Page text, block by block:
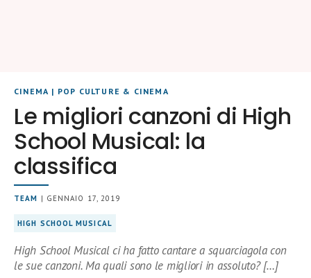
CINEMA | POP CULTURE & CINEMA
Le migliori canzoni di High
School Musical: la
classifica
TEAM | GENNAIO 17, 2019
HIGH SCHOOL MUSICAL
High School Musical ci ha fatto cantare a squarciagola con
le sue canzoni. Ma quali sono le migliori in assoluto? […]